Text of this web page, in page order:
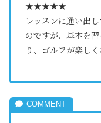
★★★★★
レッスンに通い出
のですが、基本を
り、ゴルフが楽しく